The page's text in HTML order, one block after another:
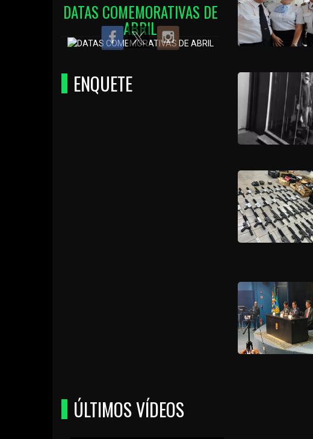
DATAS COMEMORATIVAS DE
ABRIL
ENQUETE
ÚLTIMOS VÍDEOS